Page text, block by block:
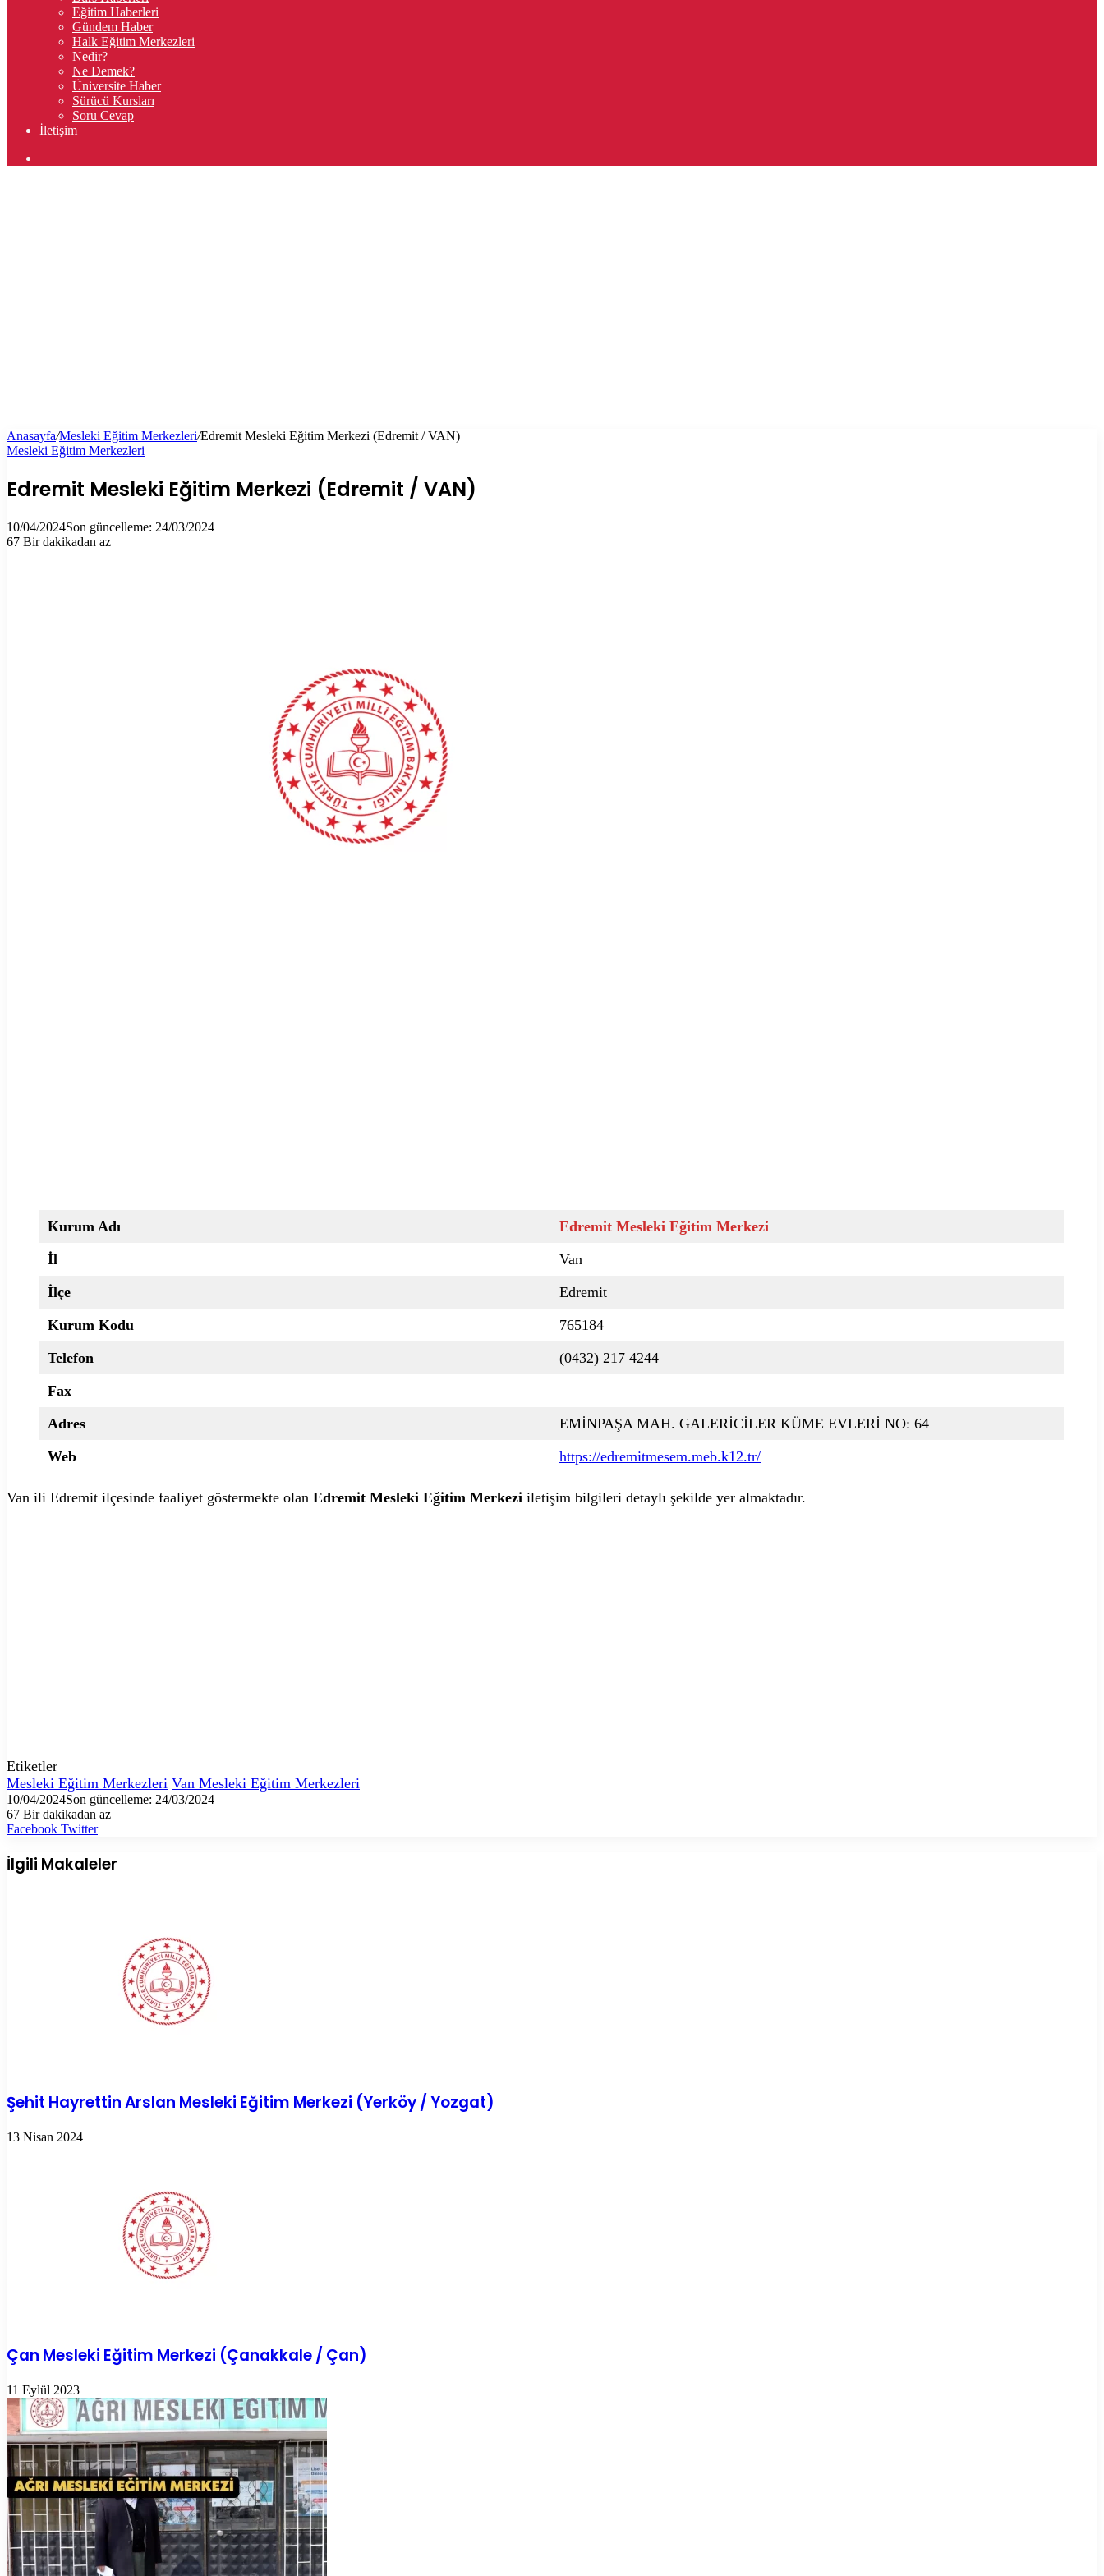
Eğitim Haberleri
Gündem Haber
Halk Eğitim Merkezleri
Nedir?
Ne Demek?
Üniversite Haber
Sürücü Kursları
Soru Cevap
İletişim
Anasayfa/Mesleki Eğitim Merkezleri/Edremit Mesleki Eğitim Merkezi (Edremit / VAN)
Mesleki Eğitim Merkezleri
Edremit Mesleki Eğitim Merkezi (Edremit / VAN)
10/04/2024Son güncelleme: 24/03/2024
67 Bir dakikadan az
Kurum Adı
Edremit Mesleki Eğitim Merkezi
İl
Van
İlçe
Edremit
Kurum Kodu
765184
Telefon
(0432) 217 4244
Fax
Adres
EMİNPAŞA MAH. GALERİCİLER KÜME EVLERİ NO: 64
Web
https://edremitmesem.meb.k12.tr/
Van ili Edremit ilçesinde faaliyet göstermekte olan Edremit Mesleki Eğitim Merkezi iletişim bilgileri detaylı şekilde yer almaktadır.
Etiketler
Mesleki Eğitim Merkezleri Van Mesleki Eğitim Merkezleri
10/04/2024Son güncelleme: 24/03/2024
67 Bir dakikadan az
Facebook TwitterLinkedIn
Tumblr
Pinterest
Reddit
VKontakte
E-
ile
paylaş
Yazdır
İlgili Makaleler
Şehit Hayrettin Arslan Mesleki Eğitim Merkezi (Yerköy / Yozgat)
13 Nisan 2024
Çan Mesleki Eğitim Merkezi (Çanakkale / Çan)
11 Eylül 2023